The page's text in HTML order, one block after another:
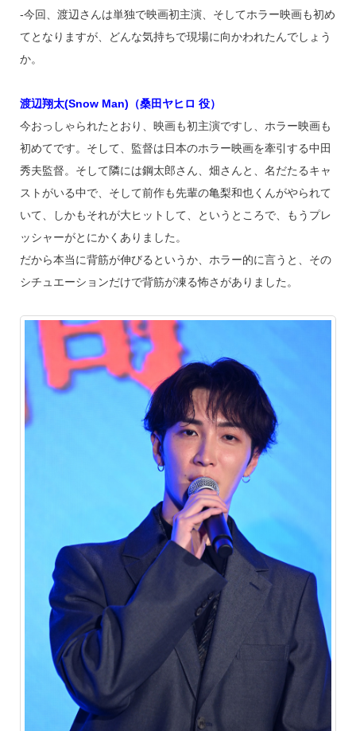
‐今回、渡辺さんは単独で映画初主演、そしてホラー映画も初め
てとなりますが、どんな気持ちで現場に向かわれたんでしょう
か。
渡辺翔太(Snow Man)（桑田ヤヒロ 役）
今おっしゃられたとおり、映画も初主演ですし、ホラー映画も
初めてです。そして、監督は日本のホラー映画を牽引する中田
秀夫監督。そして隣には鋼太郎さん、畑さんと、名だたるキャ
ストがいる中で、そして前作も先輩の亀梨和也くんがやられて
いて、しかもそれが大ヒットして、というところで、もうプレ
ッシャーがとにかくありました。
だから本当に背筋が伸びるというか、ホラー的に言うと、その
シチュエーションだけで背筋が凍る怖さがありました。